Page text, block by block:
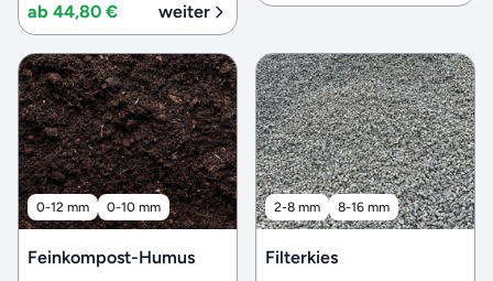
ab 44,80 € weiter
0-12 mm 0-10 mm
Feinkompost-Humus
2-8 mm 8-16 mm
Filterkies